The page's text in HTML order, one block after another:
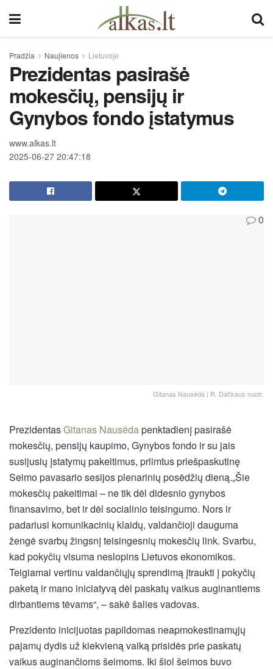
Pradžia Naujienos Lietuvoje
Prezidentas pasirašė
mokesčių, pensijų ir
Gynybos fondo įstatymus
www.alkas.lt
2025-06-27 20:47:18
0
Gitanas Nausėda | R. Dačkaus nuotr.
PrezidentasGitanas Nausėdapenktadienį pasirašė
mokesčių, pensijų kaupimo, Gynybos fondo ir su jais
susijusių įstatymų pakeitimus, priimtus priešpaskutinę
Seimo pavasario sesijos plenarinių posėdžių dieną.„Šie
mokesčių pakeitimai – ne tik dėl didesnio gynybos
finansavimo, bet ir dėl socialinio teisingumo. Nors ir
padariusi komunikacinių klaidų, valdančioji dauguma
žengė svarbų žingsnį teisingesnių mokesčių link. Svarbu,
kad pokyčių visuma neslopins Lietuvos ekonomikos.
Teigiamai vertinu valdančiųjų sprendimą įtraukti į pokyčių
paketą ir mano iniciatyvą dėl paskatų vaikus auginantiems
dirbantiems tėvams“, – sakė šalies vadovas.
Prezidento inicijuotas papildomas neapmokestinamųjų
pajamų dydis už kiekvieną vaiką prisidės prie paskatų
vaikus auginančioms šeimoms. Iki šiol šeimos buvo